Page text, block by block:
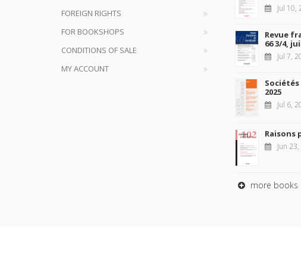
FOREIGN RIGHTS
FOR BOOKSHOPS
CONDITIONS OF SALE
MY ACCOUNT
Jul 10,
Revue
66 3/4,
Jul 7,
2025
Jul 6,
Raisons
Jun
more books